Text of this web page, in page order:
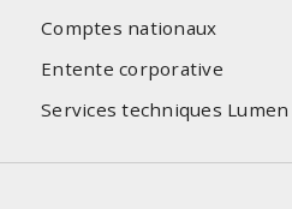
Comptes nationaux
Entente corporative
Services techniques Lumen